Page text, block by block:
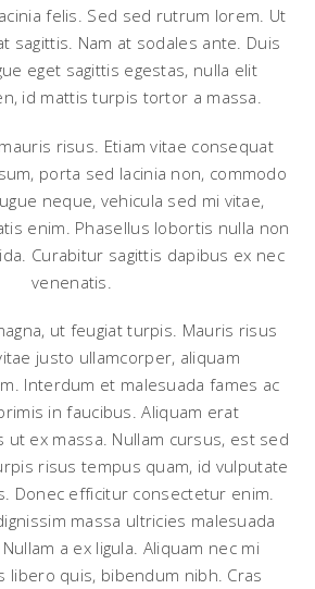
felis. Sed sed rutrum lorem. Ut
sagittis. Nam at sodales ante. Duis
eget sagittis egestas, nulla elit
id mattis turpis tortor a massa.
risus. Etiam vitae consequat
porta sed lacinia non, commodo
neque, vehicula sed mi vitae,
enim. Phasellus lobortis nulla non
Curabitur sagittis dapibus ex nec
venenatis.
ut feugiat turpis. Mauris risus
justo ullamcorper, aliquam
Interdum et malesuada fames ac
in faucibus. Aliquam erat
ut ex massa. Nullam cursus, est sed
risus tempus quam, id vulputate
Donec efficitur consectetur enim.
massa ultricies malesuada
a ex ligula. Aliquam nec mi
libero quis, bibendum nibh. Cras